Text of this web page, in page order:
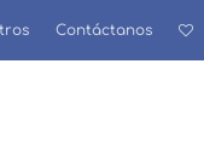
Contáctanos